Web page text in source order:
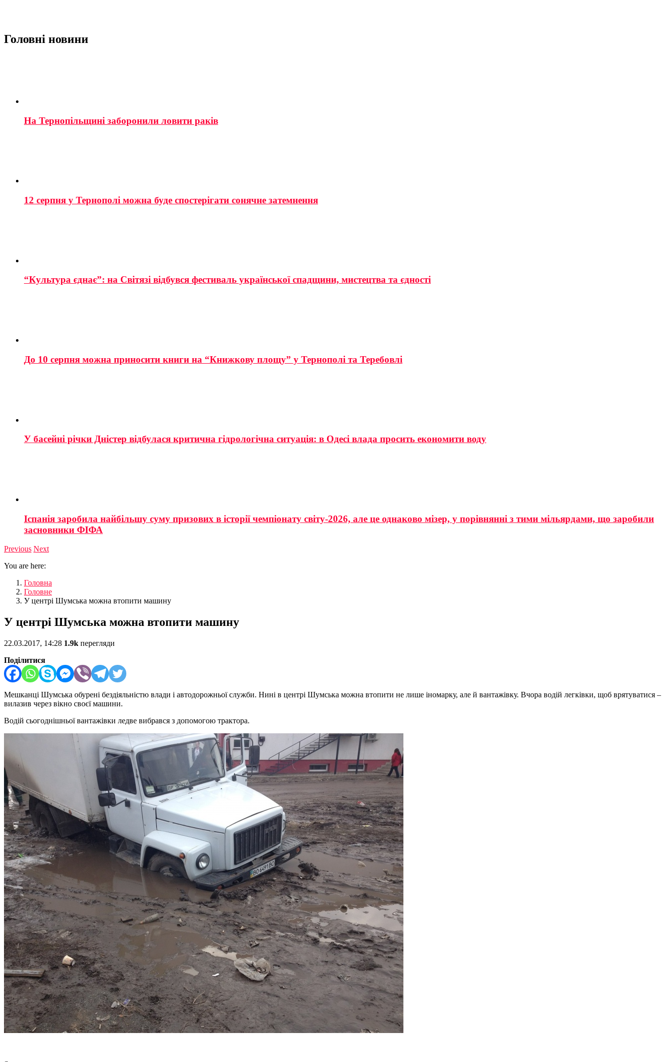
Головні новини
На Тернопільщині заборонили ловити раків
12 серпня у Тернополі можна буде спостерігати сонячне затемнення
“Культура єднає”: на Світязі відбувся фестиваль української спадщини, мистецтва та єдності
До 10 серпня можна приносити книги на “Книжкову площу” у Тернополі та Теребовлі
У басейні річки Дністер відбулася критична гідрологічна ситуація: в Одесі влада просить економити воду
Іспанія заробила найбільшу суму призових в історії чемпіонату світу-2026, але це однаково мізер, у порівнянні з тими мільярдами, що заробили
засновники ФІФА
Previous Next
You are here:
Головна
Головне
У центрі Шумська можна втопити машину
У центрі Шумська можна втопити машину
22.03.2017, 14:28 1.9k перегляди
Поділитися
Мешканці Шумська обурені бездіяльністю влади і автодорожньої служби. Нині в центрі Шумська можна втопити не лише іномарку, але й вантажівку. Вчора водій легківки, щоб врятуватися –
вилазив через вікно своєї машини.
Водій сьогоднішньої вантажівки ледве вибрався з допомогою трактора.